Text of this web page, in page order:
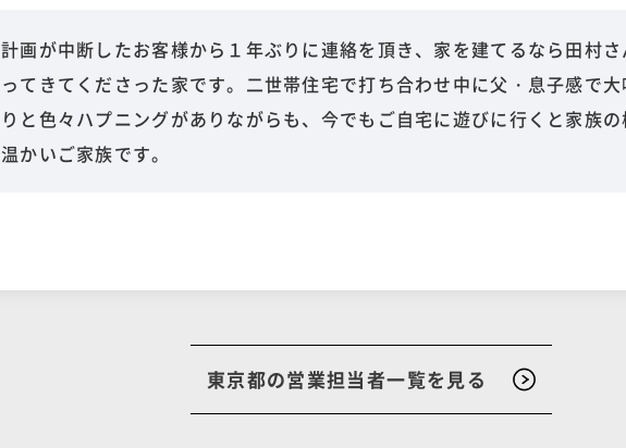
計画が中断したお客様から１年ぶりに連絡を頂き、家を建てるなら田村
ってきてくださった家です。二世帯住宅で打ち合わせ中に父・息子感で
りと色々ハプニングがありながらも、今でもご自宅に遊びに行くと家族
温かいご家族です。
東京都の営業担当者一覧を見る